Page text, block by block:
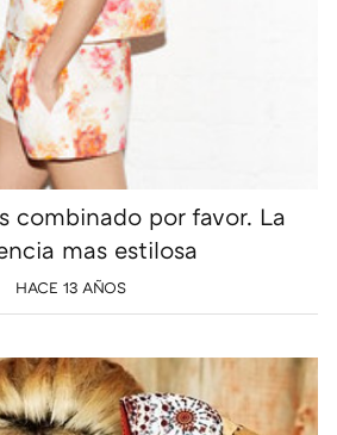
combinado por favor. La
mas estilosa
HACE 13 AÑOS